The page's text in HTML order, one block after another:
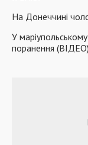
На Донеччині
У
поранення (ВІДЕО)